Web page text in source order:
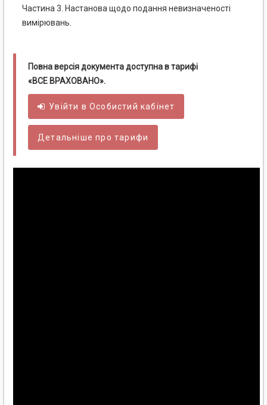
Частина 3. Настанова щодо подання невизначеності
вимірювань.
Повна версія документа доступна в тарифі
«ВСЕ ВРАХОВАНО».
Увійти вОсобистий кабінет
Детальніше про тарифи